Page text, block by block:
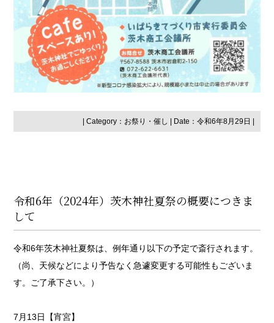
| Category： お祭り・催し | Date：令和6年8月29日 |
令和6年（2024年）茨木神社夏祭の概要につきま
して
令和6年茨木神社夏祭は、例年通り以下の予定で斎行されます。
（尚、天候などにより予告なく急遽変更する可能性もございま
す。ご了承下さい。）
7月13日【宵宮】